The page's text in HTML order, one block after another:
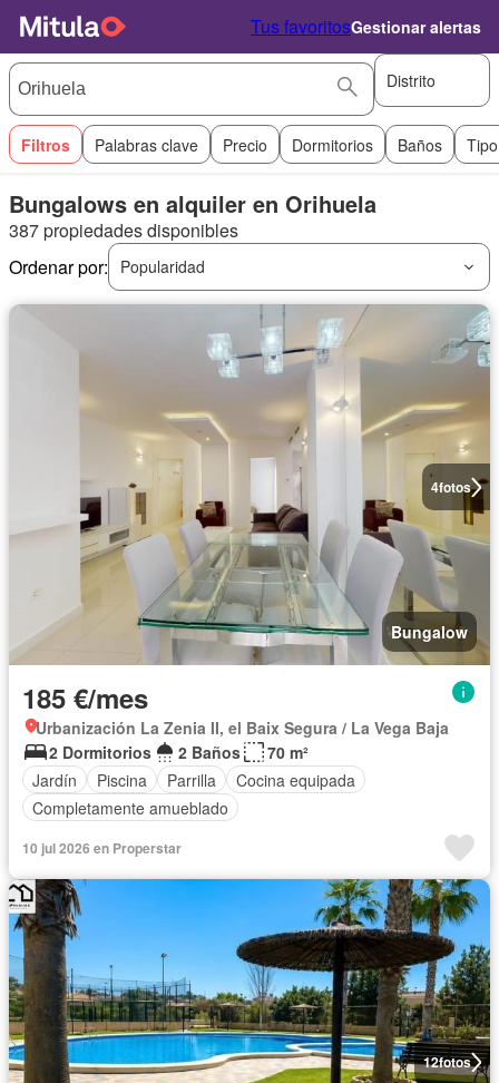
Tus favoritosGestionar alertas
Distrito
Filtros Palabras clave Precio Dormitorios Baños
Bungalows en alquiler en Orihuela
387 propiedades disponibles
Ordenar por:
Popularidad
4fotos
Bungalow
185 €/mes
Urbanización La Zenia II, el Baix Segura / La Vega Baja
2 Dormitorios
2 Baños
70 m²
Jardín
Piscina Parrilla
Cocina equipada
Completamente amueblado
10 jul 2026 en Properstar
12fotos